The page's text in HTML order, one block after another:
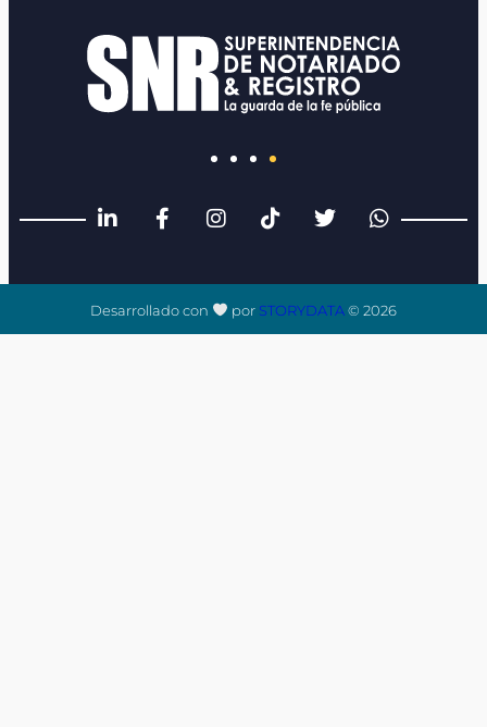
Desarrollado con por STORYDATA© 2026